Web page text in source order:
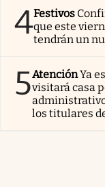
4Festivos
que este
tendrán un
5AtenciónYa
visitará casa
los titulares